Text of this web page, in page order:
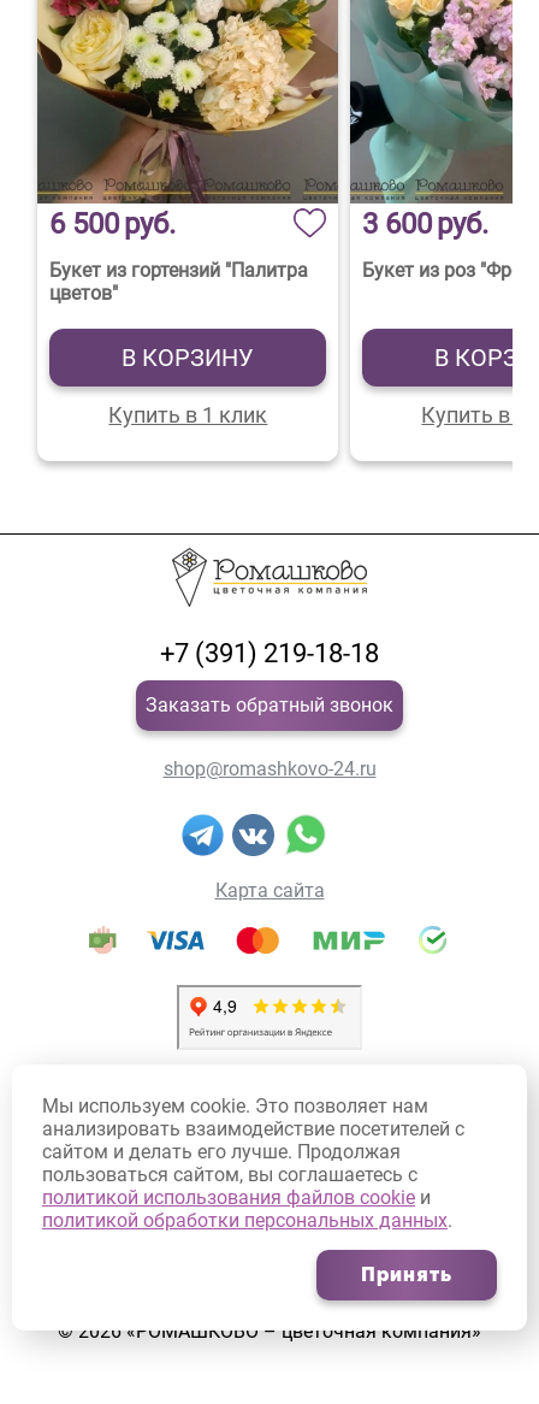
6 500руб.
Букет из гортензий "Палитра
цветов"
В КОРЗИНУ
Купить в 1 клик
3 600руб.
Букет из роз
В
Купить в 1
+7 (391) 219-18-18
Заказать обратный звонок
shop@romashkovo-24.ru
Карта сайта
Политика использования Cookie
Договор оферты
Согласие на обработку персональных данных
Согласие на получение рекламных рассылок
©2026«РОМАШКОВО – цветочная компания»
Мы используем cookie. Это позволяет нам
анализировать взаимодействие посетителей с
сайтом и делать его лучше. Продолжая
пользоваться сайтом, вы соглашаетесь с
политикой использования файлов cookie и
политикой обработки персональных данных.
Принять